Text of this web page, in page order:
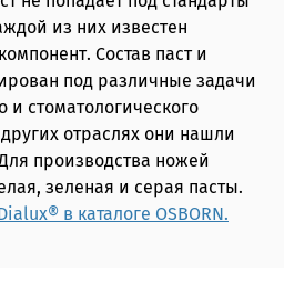
из них известен
Состав паст и
под различные задачи
стоматологического
отраслях они нашли
производства ножей
зеленая и серая пасты.
в каталоге OSBORN.